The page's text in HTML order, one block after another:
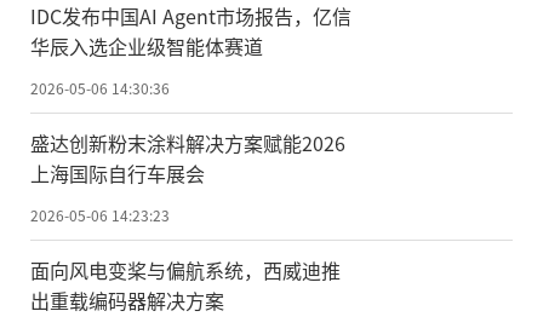
IDC发布中国AI Agent市场报告，亿信
华辰入选企业级智能体赛道
2026-05-06 14:30:36
盛达创新粉末涂料解决方案赋能2026
上海国际自行车展会
2026-05-06 14:23:23
面向风电变桨与偏航系统，西威迪推
出重载编码器解决方案